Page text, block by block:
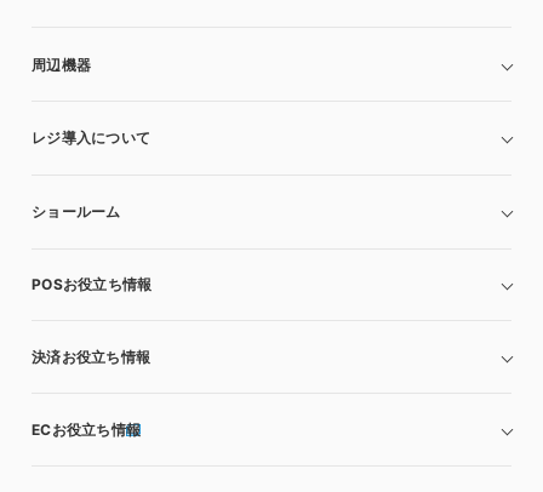
周辺機器
レジ導入について
ショールーム
POSお役立ち情報
決済お役立ち情報
ECお役立ち情報